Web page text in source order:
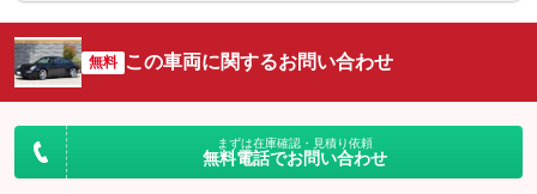
無料 この車両に関するお問い合わせ
まずは在庫確認・見積り依頼
無料電話でお問い合わせ